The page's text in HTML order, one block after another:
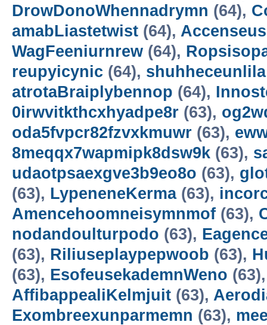
DrowDonoWhennadrymn (64),
amabLiastetwist (64),
WagFeeniurnrew (64),
reupyicynic (64), shuhheceunlila
atrotaBraiplybennop (64),
0irwvitkthcxhyadpe8r (63),
oda5fvpcr82fzvxkmuwr (63),
8meqqx7wapmipk8dsw9k (63),
udaotpsaexgve3b9eo8o (63),
(63), LypeneneKerma(63),
Amencehoomneisymnmof (63),
nodandoulturpodo (63),
(63), Riliuseplaypepwoob (63),
(63), EsofeusekademnWeno
AffibappealiKelmjuit (63),
Exombreexunparmemn (63),